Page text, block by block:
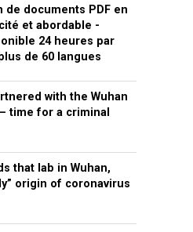
documents PDF en
et abordable -
24 heures par
de 60 langues
with the Wuhan
time for a criminal
that lab in Wuhan,
origin of coronavirus